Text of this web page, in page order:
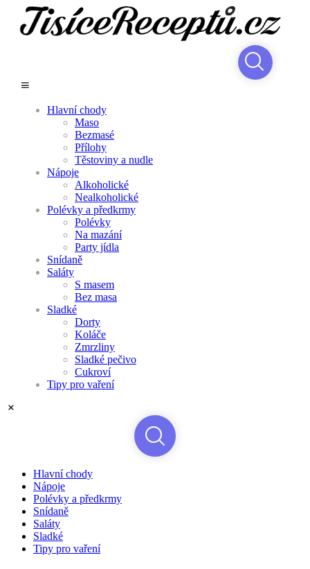
Hlavní chody
Maso
Bezmasé
Přílohy
Těstoviny a nudle
Nápoje
Alkoholické
Nealkoholické
Polévky a předkrmy
Polévky
Na mazání
Party jídla
Snídaně
Saláty
S masem
Bez masa
Sladké
Dorty
Koláče
Zmrzliny
Sladké pečivo
Cukroví
Tipy pro vaření
Hlavní chody
Nápoje
Polévky a předkrmy
Snídaně
Saláty
Sladké
Tipy pro vaření